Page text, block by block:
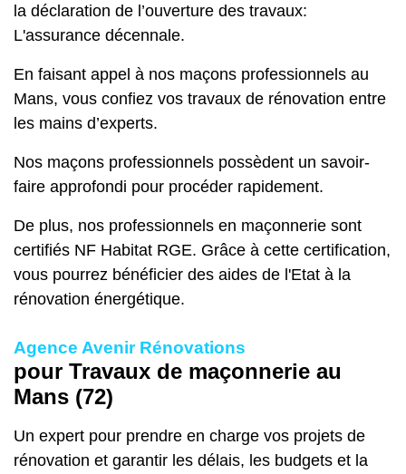
la déclaration de l’ouverture des travaux:
L'assurance décennale.
En faisant appel à nos maçons professionnels au
Mans, vous confiez vos travaux de rénovation entre
les mains d’experts.
Nos maçons professionnels possèdent un savoir-
faire approfondi pour procéder rapidement.
De plus, nos professionnels en maçonnerie sont
certifiés NF Habitat RGE. Grâce à cette certification,
vous pourrez bénéficier des aides de l'Etat à la
rénovation énergétique.
Agence Avenir Rénovations
pour Travaux de maçonnerie au
Mans (72)
Un expert pour prendre en charge vos projets de
rénovation et garantir les délais, les budgets et la